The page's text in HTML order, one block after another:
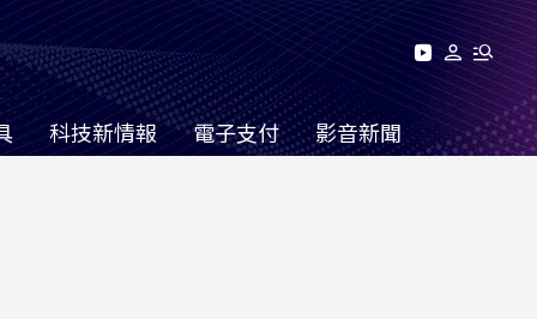
科技新情報 電子支付 影音新聞